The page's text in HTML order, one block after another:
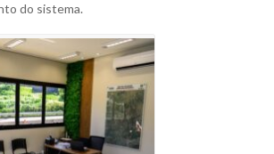
do sistema.